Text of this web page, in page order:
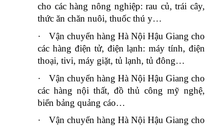
cho các hàng nông nghiệp: rau củ, trái cây,
thức ăn chăn nuôi, thuốc thú y…
·
Vận chuyển hàng Hà Nội Hậu Giang cho
các hàng điện tử, điện lạnh: máy tính, điện
thoại, tivi, máy giặt, tủ lạnh, tủ đông…
·
Vận chuyển hàng Hà Nội Hậu Giang cho
các hàng nội thất, đồ thủ công mỹ nghệ,
biển bảng quảng cáo…
·
Vận chuyển hàng Hà Nội Hậu Giang cho